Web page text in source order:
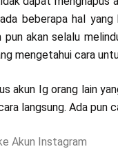
beberapa hal
pun akan selalu
mengetahui cara
akun Ig orang lain
langsung. Ada pun
Akun Instagram